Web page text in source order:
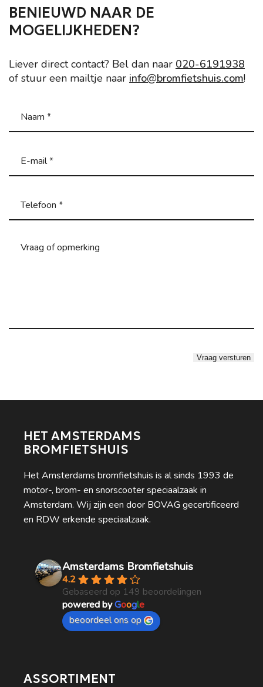
BENIEUWD NAAR DE
MOGELIJKHEDEN?
Liever direct contact? Bel dan naar 020-6191938
of stuur een mailtje naar info@bromfietshuis.com!
HET AMSTERDAMS
BROMFIETSHUIS
Het Amsterdams bromfietshuis is al sinds 1993 de
motor-, brom- en snorscooter speciaalzaak in
Amsterdam. Wij zijn een door BOVAG gecertificeerd
en RDW erkende speciaalzaak.
Amsterdams Bromfietshuis
4.2
Gebaseerd op 149 beoordelingen
powered byGoogle
beoordeel ons op
ASSORTIMENT